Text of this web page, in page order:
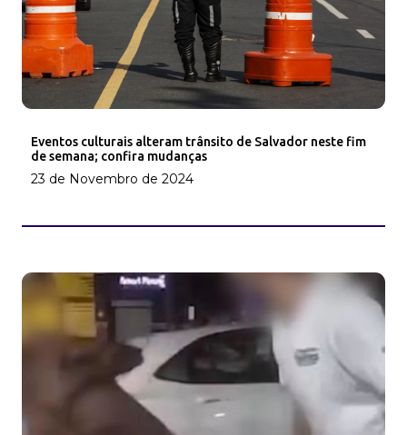
Eventos culturais alteram trânsito de Salvador neste fim
de semana; confira mudanças
23 de Novembro de 2024